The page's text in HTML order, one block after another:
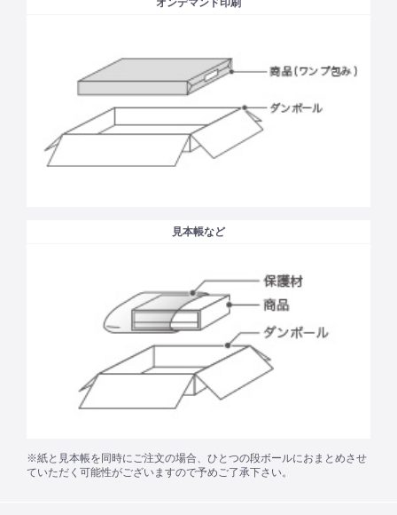
オンデマンド印刷
見本帳など
※紙と見本帳を同時にご注文の場合、ひとつの段ボールにおまとめさせ
ていただく可能性がございますので予めご了承下さい。